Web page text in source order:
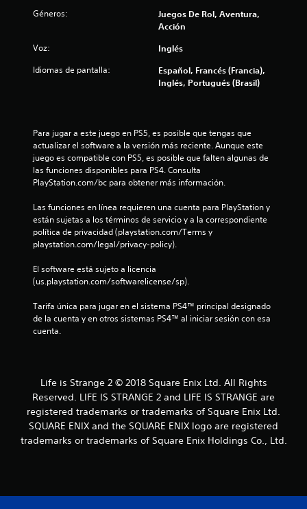
l
s
d
c
i
c
t
l
l
a
e
Géneros:
Juegos De Rol, Aventura,
Acción
Voz: Inglés
Idiomas de pantalla:
Español, Francés (Francia),
Inglés, Portugués (Brasil)
Para jugar a este juego en PS5, es posible que tengas que
actualizar el software a la versión más reciente. Aunque este
juego es compatible con PS5, es posible que falten algunas de
las funciones disponibles para PS4. Consulta
PlayStation.com/bc para obtener más información.
Las funciones en línea requieren una cuenta para PlayStation y
están sujetas a los términos de servicio y a la correspondiente
política de privacidad (playstation.com/Terms y
playstation.com/legal/privacy-policy).
El software está sujeto a licencia
(us.playstation.com/softwarelicense/sp).
Tarifa única para jugar en el sistema PS4™ principal designado
de la cuenta y en otros sistemas PS4™ al iniciar sesión con esa
cuenta.
Life is Strange 2 © 2018 Square Enix Ltd. All Rights
Reserved. LIFE IS STRANGE 2 and LIFE IS STRANGE are
registered trademarks or trademarks of Square Enix Ltd.
SQUARE ENIX and the SQUARE ENIX logo are registered
trademarks or trademarks of Square Enix Holdings Co., Ltd.